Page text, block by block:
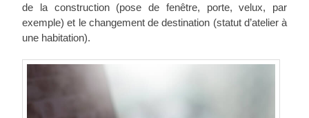
de la construction (pose de fenêtre, porte, velux, par
exemple) et le changement de destination (statut d’atelier à
une habitation).